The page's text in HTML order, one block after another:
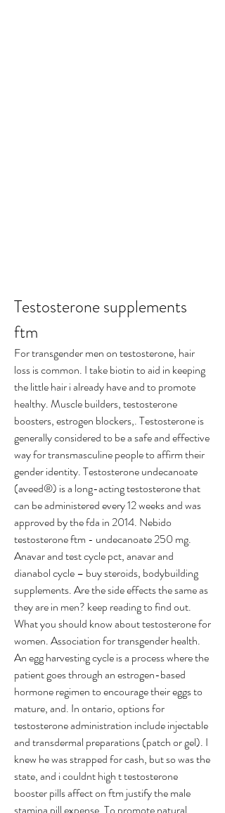
Testosterone supplements
ftm
For transgender men on testosterone, hair
loss is common. I take biotin to aid in keeping
the little hair i already have and to promote
healthy. Muscle builders, testosterone
boosters, estrogen blockers,. Testosterone is
generally considered to be a safe and effective
way for transmasculine people to affirm their
gender identity. Testosterone undecanoate
(aveed®) is a long-acting testosterone that
can be administered every 12 weeks and was
approved by the fda in 2014. Nebido
testosterone ftm - undecanoate 250 mg.
Anavar and test cycle pct, anavar and
dianabol cycle – buy steroids, bodybuilding
supplements. Are the side effects the same as
they are in men? keep reading to find out.
What you should know about testosterone for
women. Association for transgender health.
An egg harvesting cycle is a process where the
patient goes through an estrogen-based
hormone regimen to encourage their eggs to
mature, and. In ontario, options for
testosterone administration include injectable
and transdermal preparations (patch or gel). I
knew he was strapped for cash, but so was the
state, and i couldnt high t testosterone
booster pills affect on ftm justify the male